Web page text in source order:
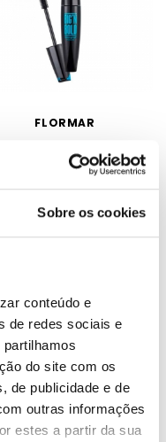
Sobre os cookies
conteúdo e
de redes sociais e
do site com os
de publicidade e de
outras informações
estes a partir da sua
FLORMAR
mascara 15ml
8.12€
ADICIONAR